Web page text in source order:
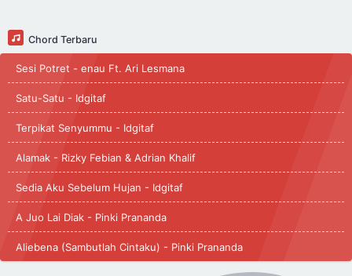
Chord Terbaru
Sesi Potret - enau Ft. Ari Lesmana
Satu-Satu - Idgitaf
Terpikat Senyummu - Idgitaf
Alamak - Rizky Febian & Adrian Khalif
Sedia Aku Sebelum Hujan - Idgitaf
A Juo Lai Diak - Pinki Prananda
Aliebena (Sambutlah Cintaku) - Pinki Prananda